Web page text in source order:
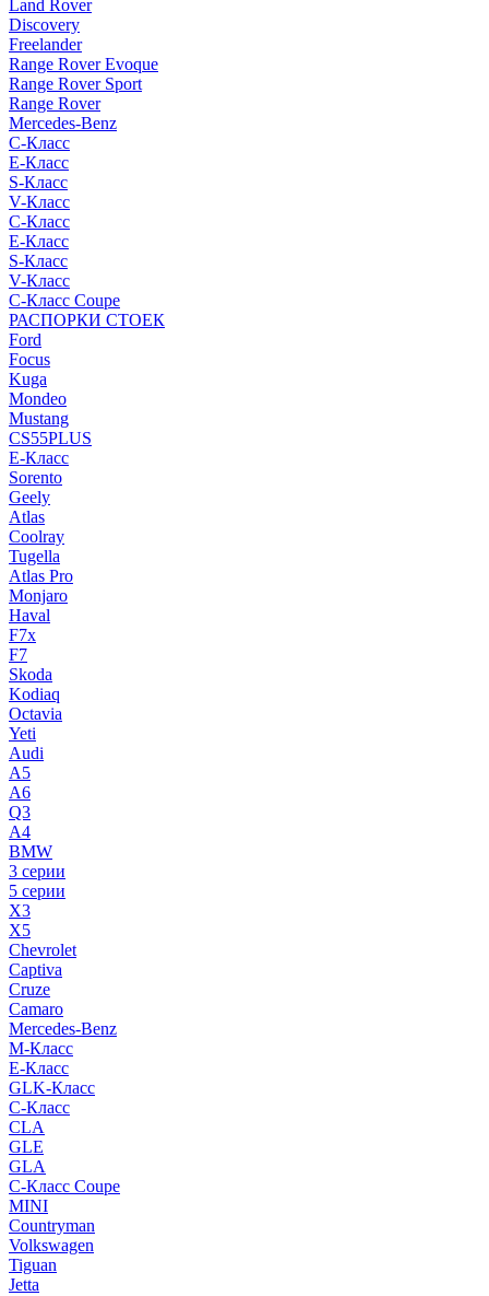
Land Rover
Discovery
Freelander
Range Rover Evoque
Range Rover Sport
Range Rover
Mercedes-Benz
C-Класс
E-Класс
S-Класс
V-Класс
C-Класс
E-Класс
S-Класс
V-Класс
C-Класс Coupe
РАСПОРКИ СТОЕК
Ford
Focus
Kuga
Mondeo
Mustang
CS55PLUS
E-Класс
Sorento
Geely
Atlas
Coolray
Tugella
Atlas Pro
Monjaro
Haval
F7x
F7
Skoda
Kodiaq
Octavia
Yeti
Audi
A5
A6
Q3
A4
BMW
3 серии
5 серии
X3
X5
Chevrolet
Captiva
Cruze
Camaro
Mercedes-Benz
M-Класс
E-Класс
GLK-Класс
C-Класс
CLA
GLE
GLA
C-Класс Coupe
MINI
Countryman
Volkswagen
Tiguan
Jetta